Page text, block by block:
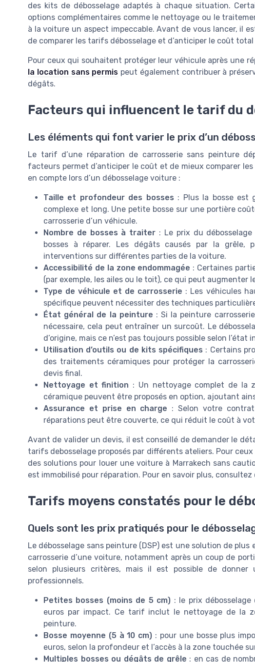
des kits de débosselage adaptés à chaque situation.
options complémentaires comme le nettoyage ou le
à la voiture un aspect impeccable. Avant de vous lancer, il
de comparer les tarifs débosselage et d’anticiper le coût
Pour ceux qui souhaitent protéger leur véhicule après une
la location sans permis peut également contribuer à
dégâts.
Facteurs qui influencent le tarif du
Les éléments qui font varier le prix d’un
Le tarif d’une réparation de carrosserie sans peinture
facteurs permet d’anticiper le coût et de mieux comparer
en compte lors d’un débosselage voiture :
Taille et profondeur des bosses : Plus la bosse est
complexe et long. Une petite bosse sur une portière
carrosserie d’un véhicule.
Nombre de bosses à traiter : Le prix du
bosses à réparer. Les dégâts causés par la grêle,
interventions sur différentes parties de la voiture.
Accessibilité de la zone endommagée : Certaines
(par exemple, les ailes ou le toit), ce qui peut augmenter
Type de véhicule et de carrosserie : Les véhicules
spécifique peuvent nécessiter des techniques
État général de la peinture : Si la peinture
nécessaire, cela peut entraîner un surcoût. Le
d’origine, mais ce n’est pas toujours possible selon l’état
Utilisation d’outils ou de kits spécifiques : Certains
des traitements céramiques pour protéger la
devis final.
Nettoyage et finition : Un nettoyage complet de la
céramique peuvent être proposés en option, ajoutant
Assurance et prise en charge : Selon votre
réparations peut être couverte, ce qui réduit le coût à
Avant de valider un devis, il est conseillé de demander le
tarifs debosselage proposés par différents ateliers. Pour
des solutions pour louer une voiture à Marrakech sans
est immobilisé pour réparation. Pour en savoir plus, consultez
Tarifs moyens constatés pour le
Quels sont les prix pratiqués pour le
Le débosselage sans peinture (DSP) est une solution de plus
carrosserie d’une voiture, notamment après un coup de
selon plusieurs critères, mais il est possible de
professionnels.
Petites bosses (moins de 5 cm) : le prix
euros par impact. Ce tarif inclut le nettoyage de la
peinture.
Bosse moyenne (5 à 10 cm) : pour une bosse plus
euros, selon la profondeur et l’accès à la zone touchée
Multiples bosses ou dégâts de grêle : en cas de